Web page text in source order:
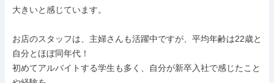
大きいと感じています。
お店のスタッフは、主婦さんも活躍中ですが、平均年齢は22歳と
自分とほぼ同年代！
初めてアルバイトする学生も多く、自分が新卒入社で感じたこと